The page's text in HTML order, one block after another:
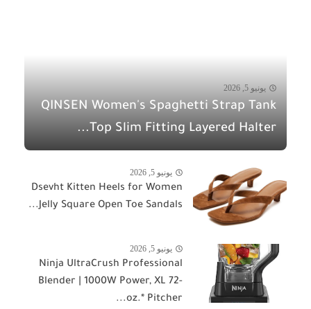
يونيو 5, 2026
QINSEN Women's Spaghetti Strap Tank
Top Slim Fitting Layered Halter...
يونيو 5, 2026
Dsevht Kitten Heels for Women
Jelly Square Open Toe Sandals...
يونيو 5, 2026
Ninja UltraCrush Professional
Blender | 1000W Power, XL 72-
oz.* Pitcher...